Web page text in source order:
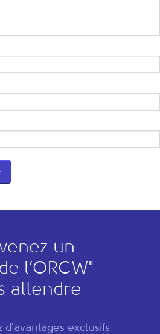
un
l’ORCW"
attendre
d'avantages exclusifs